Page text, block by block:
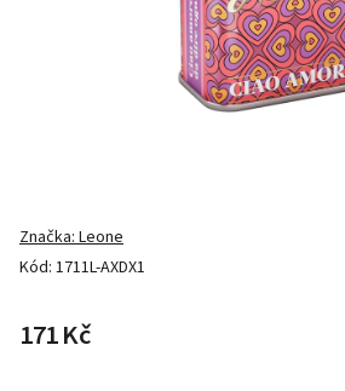
Kód: 1711L-AXDX1
Značka:Leone
171 Kč